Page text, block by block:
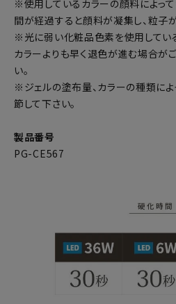
※使用しているカラーの顔料によっ
間が経過すると顔料が凝集し、粒子
※光に弱い化粧品色素を使用してい
カラーよりも早く退色が進む場合が
い。
※ジェルの塗布量、カラーの種類に
節して下さい。
製品番号
PG-CE567